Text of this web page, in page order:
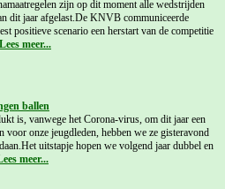
zijn op dit moment alle wedstrijden
dit jaar afgelast.De KNVB communiceerde
positieve scenario een herstart van de competitie
ballen
is, vanwege het Corona-virus, om dit jaar een
voor onze jeugdleden, hebben we ze gisteravond
uitstapje hopen we volgend jaar dubbel en